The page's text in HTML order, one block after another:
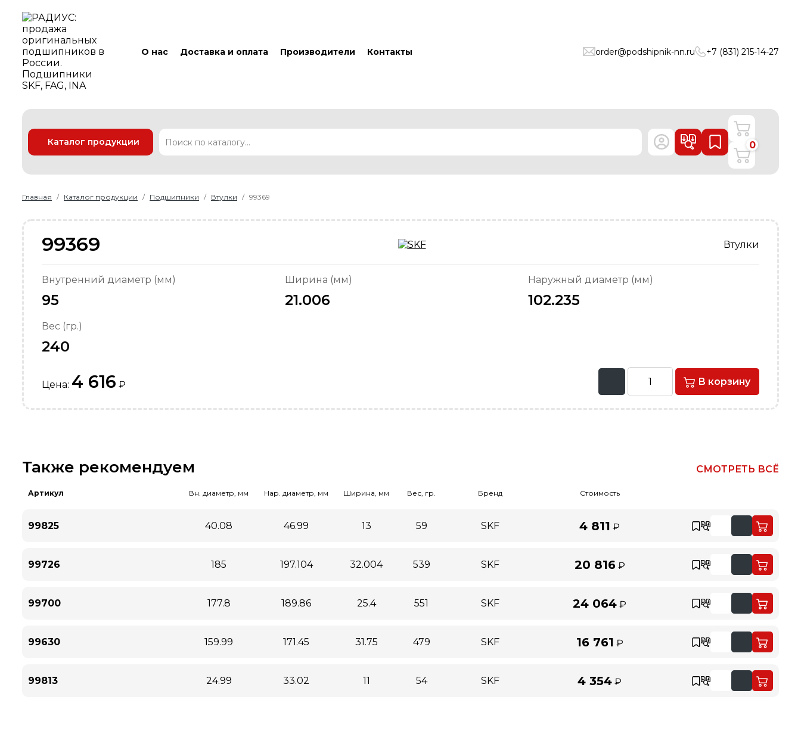
О нас Доставка и оплата Производители Контакты order@podshipnik-nn.ru +7 (831) 215-14-27
Каталог продукции
Уплотнения
0
Главная Каталог продукции Подшипники Втулки 99369
99369 Втулки
Внутренний диаметр (мм)
95
Ширина (мм)
21.006
Наружный диаметр (мм)
102.235
Вес (гр.)
240
Цена: 4 616 ₽ В корзину
Также рекомендуем СМОТРЕТЬ ВСЁ
Артикул Вн. диаметр, мм Нар. диаметр, мм Ширина, мм Вес, гр. Бренд Стоимость
99825 40.08 46.99 13 59 SKF 4 811 ₽
99726 185 197.104 32.004 539 SKF 20 816₽
99700 177.8 189.86 25.4 551 SKF 24 064 ₽
99630 159.99 171.45 31.75 479 SKF 16 761 ₽
99813 24.99 33.02 11 54 SKF 4 354 ₽